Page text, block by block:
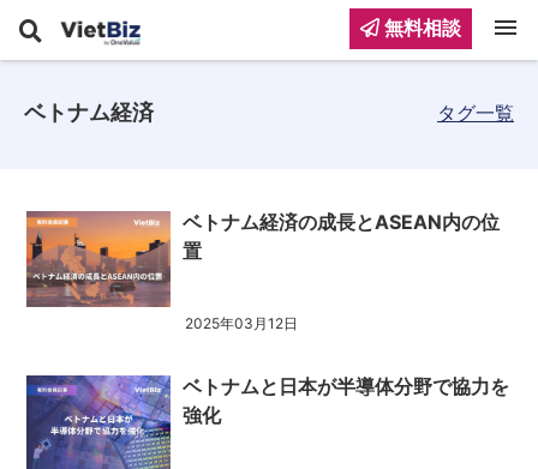
ベトナム経済 タグ一覧
ベトナム経済の成長とASEAN内の位
置
2025年03月12日
ベトナムと日本が半導体分野で協力を
強化
無料相談 menu